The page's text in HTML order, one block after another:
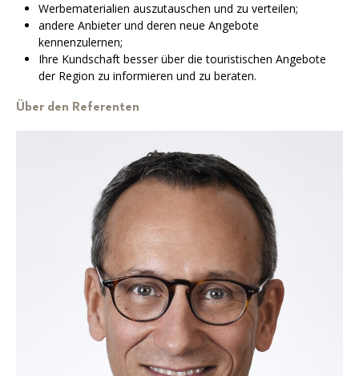
Werbematerialien auszutauschen und zu verteilen;
andere Anbieter und deren neue Angebote
kennenzulernen;
Ihre Kundschaft besser über die touristischen Angebote
der Region zu informieren und zu beraten.
Über den Referenten